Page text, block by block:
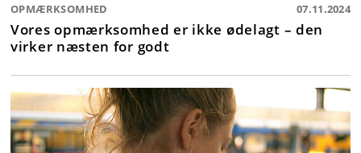
OPMÆRKSOMHED 07.11.2024
Vores opmærksomhed er ikke ødelagt – den
virker næsten for godt